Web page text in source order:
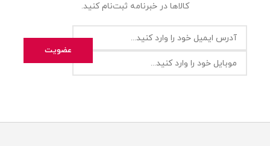
کالاها در خبرنامه ثبت‌نام کنید.